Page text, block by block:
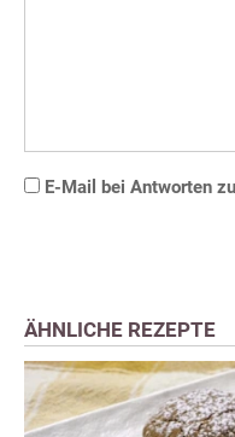
E-Mail bei Antworten
ÄHNLICHE REZEPTE